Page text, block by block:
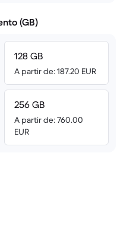
(GB)
128 GB
A partir de: 187.20 EUR
256 GB
A partir de: 760.00
EUR